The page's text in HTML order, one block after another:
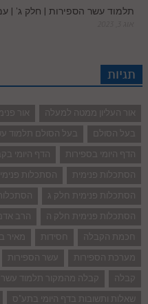
תלמוד עשר הספירות | חלק ג' | עמ'
תגיות
אור העליון ממטה למעלה אור
בעל הסולם
בעל הסולם תלמוד
הדף היומי בספירות
הדף היומי
הסתכלות פנימית
הסתכלות
הסתכלות פנימית חלק ג
הסתכלות פנימית חלק ה
הרב אדם
חכמת הקבלה
חסידות מאיר
מערכת הספירות
עשר הספירות
קבלה
קבלה מהמקור תלמוד עשר
שאלות ותשובות בדף היומי בתע"ס